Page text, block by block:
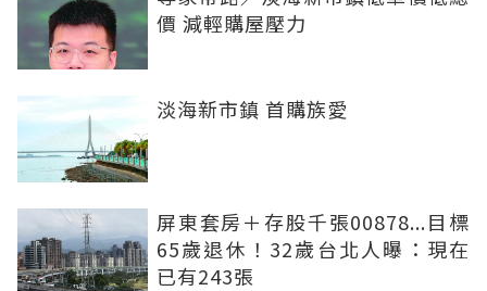
價 減輕購屋壓力
淡海新市鎮 首購族愛
屏東套房＋存股千張00878...目標
65歲退休！32歲台北人曝：現在
已有243張